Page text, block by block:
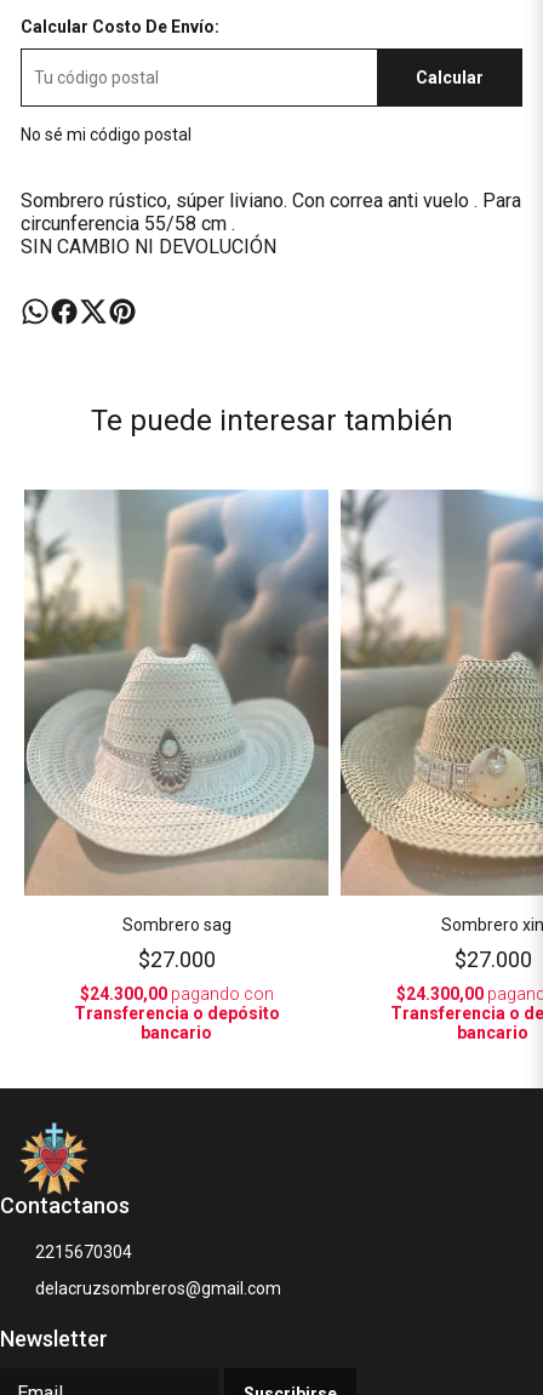
Calcular Costo De Envío:
Calcular
No sé mi código postal
Sombrero rústico, súper liviano. Con correa anti vuelo . Para
circunferencia 55/58 cm .
SIN CAMBIO NI DEVOLUCIÓN
Te puede interesar también
Sombrero sag
$27.000
$24.300,00pagando con
Transferencia o depósito
bancario
Sombrero
$27.000
$24.300,00
Transferencia o
bancario
Contactanos
2215670304
delacruzsombreros@gmail.com
Newsletter